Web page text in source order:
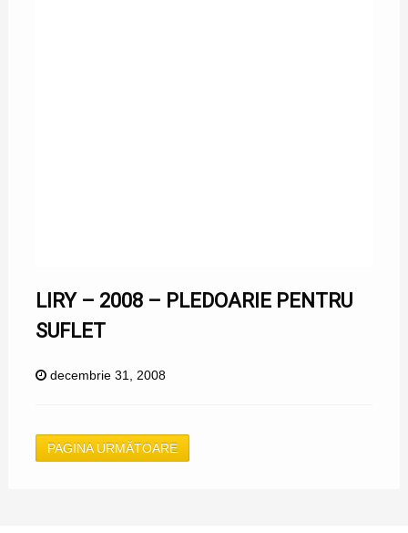
LIRY – 2008 – PLEDOARIE PENTRU
SUFLET
decembrie 31, 2008
PAGINA URMĂTOARE